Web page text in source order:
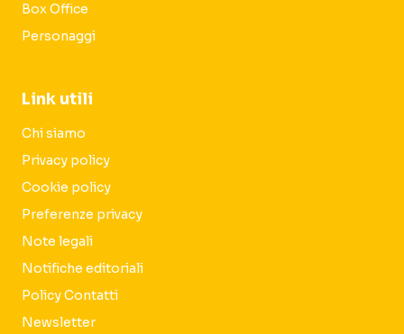
Box Office
Personaggi
Link utili
Chi siamo
Privacy policy
Cookie policy
Preferenze privacy
Note legali
Notifiche editoriali
Policy Contatti
Newsletter